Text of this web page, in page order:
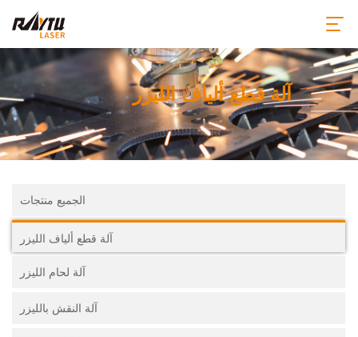
آلة قطع ألياف الليزر
الجميع منتجات
آلة قطع ألياف الليزر
آلة لحام الليزر
آلة النقش بالليزر